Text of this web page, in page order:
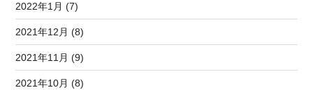
2022年1月 (7)
2021年12月 (8)
2021年11月 (9)
2021年10月 (8)